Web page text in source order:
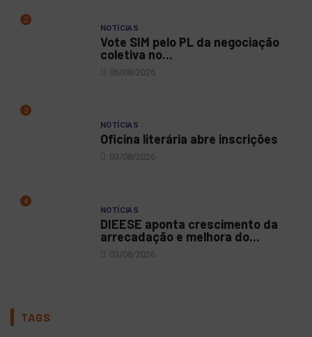
2
NOTÍCIAS
Vote SIM pelo PL da negociação
coletiva no...
06/08/2026
3
NOTÍCIAS
Oficina literária abre inscrições
03/08/2026
4
NOTÍCIAS
DIEESE aponta crescimento da
arrecadação e melhora do...
03/08/2026
TAGS